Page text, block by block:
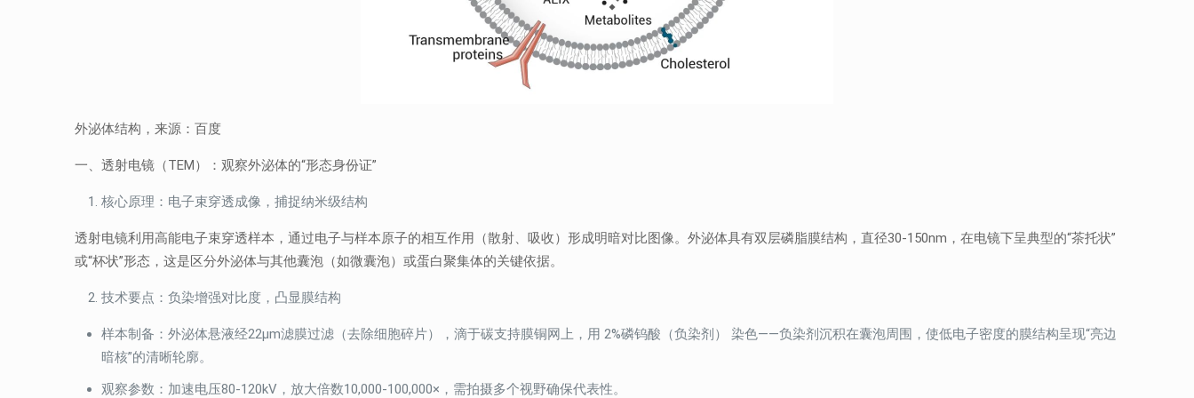
外泌体结构，来源：百度
一、透射电镜（TEM）：观察外泌体的“形态身份证”
核心原理：电子束穿透成像，捕捉纳米级结构
透射电镜利用高能电子束穿透样本，通过电子与样本原子的相互作用（散射、吸收）形成明暗对比图像。外泌体具有双层磷脂膜结构，直径30-150nm，在电镜下呈典型的“茶托状”
或“杯状”形态，这是区分外泌体与其他囊泡（如微囊泡）或蛋白聚集体的关键依据。
技术要点：负染增强对比度，凸显膜结构
样本制备：外泌体悬液经22μm滤膜过滤（去除细胞碎片），滴于碳支持膜铜网上，用 2%磷钨酸（负染剂） 染色——负染剂沉积在囊泡周围，使低电子密度的膜结构呈现“亮边
暗核”的清晰轮廓。
观察参数：加速电压80-120kV，放大倍数10,000-100,000×，需拍摄多个视野确保代表性。